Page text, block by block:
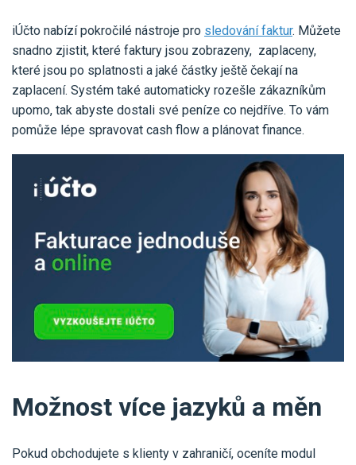
iÚčto nabízí pokročilé nástroje pro sledování faktur. Můžete
snadno zjistit, které faktury jsou zobrazeny, zaplaceny,
které jsou po splatnosti a jaké částky ještě čekají na
zaplacení. Systém také automaticky rozešle zákazníkům
upomo, tak abyste dostali své peníze co nejdříve. To vám
pomůže lépe spravovat cash flow a plánovat finance.
Možnost více jazyků a měn
Pokud obchodujete s klienty v zahraničí, oceníte modul